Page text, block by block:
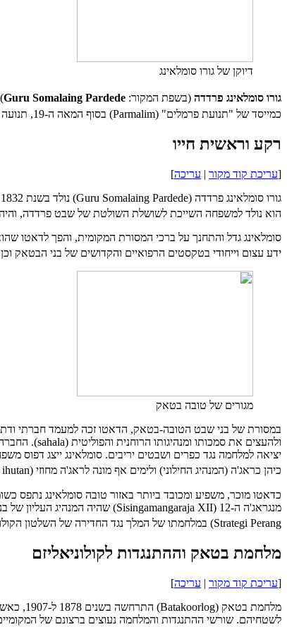
דיוקן של גורו סומלאינג
גורו סומלאינג פרדדה (בשפת המקור: Guru Somalaing Pardede
)
כמייסד של "תנועת פרמלים" (Parmalim) בסוף המאה ה-19, תנועה ששילבה בין אמונות בטאק מסורתיות לבין אמונות נוצריות במטרה להתנגד לשלטון הקולוניאלי ההולנדי ולמיסיון הנוצרי.
רקע וראשית חייו
[עריכת קוד מקור | עריכה]
גורו סומלאינג פרדדה (Guru Somalaing Pardede) נולד בשנת 1832 בכפר לומבאן ג'אבי-ג'אבי (
הוא נולד למשפחה השייכת לשושלת השולטת של שבט פרדדה,
סומלאינג גדל והתחנך על ברכי המסורת המקומית, והפך לדאטו
ידע עצום וייחודי בטקסטים הרפואיים והקדושים של בני הבטאק
מגורים של טובה בטאק
במסורת של בני שבט הטובה-בטאק, הדאטו זכה למעמד חברתי ודתי
ולהעצים את סמכותו ומנהיגותו הרוחנית והפוליטית (sahala
).
יציאה למלחמה נגד כפרים ושבטים יריבים. סומלאינג ייצג
כיהן כראג'ה (המנהיג החילוני) ולימים אף מונה לראג'ה מחוזי (ihutan
כדאטו מוכר, משפיע ומכובד ביותר באזור טובה
מנגראג'ה ה-12 (
Sisingamangaraja XII) שהיה המנהיג העליון של
Strategi Perang) במלחמתו של המלך נגד החדירה של השלטון
מלחמת בטאק וההתנגדות לקולוניאליזם
[עריכת קוד מקור | עריכה]
מלחמת בטאק (Batakoorlog
)
לשטחיהם. שורשי ההתנגדות והמלחמה נעוצים ברצונם של